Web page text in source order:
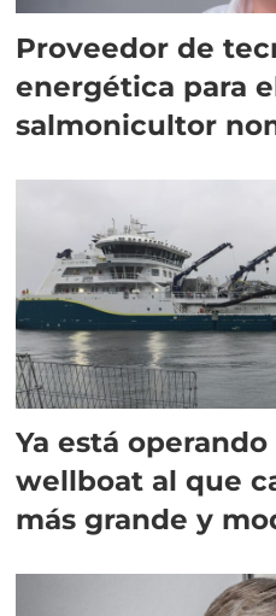
Proveedor de
energética para
salmonicultor
Ya está
wellboat al que
más grande y